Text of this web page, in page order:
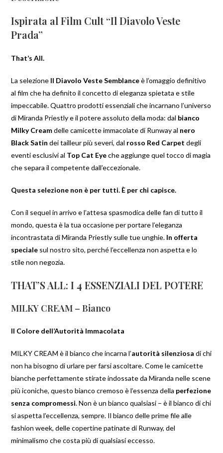
Ispirata al Film Cult “Il Diavolo Veste
Prada”
That’s All.
La selezione Il Diavolo Veste Semblanceè l’omaggio definitivo
al film che ha definito il concetto di eleganza spietata e stile
impeccabile. Quattro prodotti essenziali che incarnano l’universo
di Miranda Priestly e il potere assoluto della moda: dal bianco
Milky Creamdelle camicette immacolate di Runway al nero
Black Satin dei tailleur più severi, dal rosso Red Carpet degli
eventi esclusivi al Top Cat Eyeche aggiunge quel tocco di magia
che separa il competente dall’eccezionale.
Questa selezione non è per tutti. È per chi capisce.
Con il sequel in arrivo e l’attesa spasmodica delle fan di tutto il
mondo, questa è la tua occasione per portare l’eleganza
incontrastata di Miranda Priestly sulle tue unghie. In offerta
speciale sul nostro sito, perché l’eccellenza non aspetta e lo
stile non negozia.
THAT’S ALL: I 4 ESSENZIALI DEL POTERE
MILKY CREAM – Bianco
Il Colore dell’Autorità Immacolata
MILKY CREAM è il bianco che incarna l’autorità silenziosa di chi
non ha bisogno di urlare per farsi ascoltare. Come le camicette
bianche perfettamente stirate indossate da Miranda nelle scene
più iconiche, questo bianco cremoso è l’essenza della perfezione
senza compromessi. Non è un bianco qualsiasi – è il bianco di chi
si aspetta l’eccellenza, sempre. Il bianco delle prime file alle
fashion week, delle copertine patinate di Runway, del
minimalismo che costa più di qualsiasi eccesso.